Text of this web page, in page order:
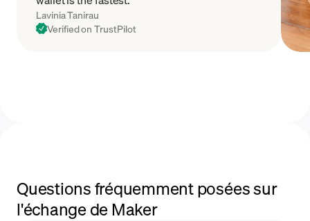
Lavinia Tanirau
Verified on TrustPilot
Questions fréquemment posées sur
l'échange de Maker